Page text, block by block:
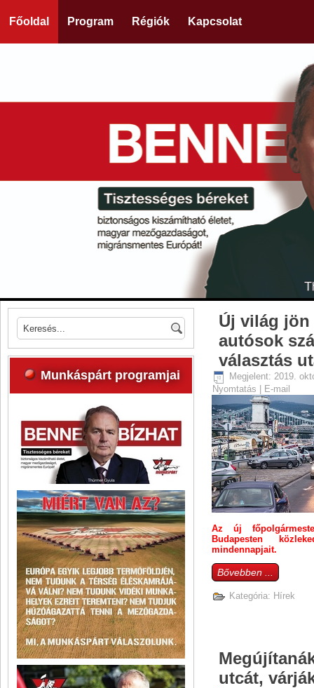
Főoldal Program Régiók Kapcsolat
Munkáspárt programjai
Új világ
autósok
választás
Megjelent: 2019.
Nyomtatás
E-mail
Az új
Budapesten
mindennapjait.
Bővebben ...
Kategória: Hírek
utcát,